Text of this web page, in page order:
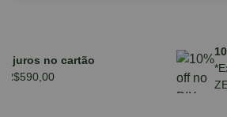
Parcele em até 10x sem juros
para compras acima de